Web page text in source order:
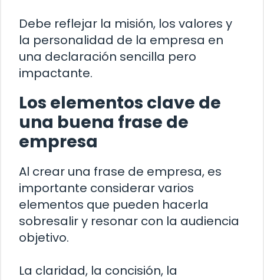
Debe reflejar la misión, los valores y
la personalidad de la empresa en
una declaración sencilla pero
impactante.
Los elementos clave de
una buena frase de
empresa
Al crear una frase de empresa, es
importante considerar varios
elementos que pueden hacerla
sobresalir y resonar con la audiencia
objetivo.
La claridad, la concisión, la